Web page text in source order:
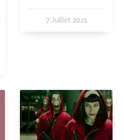
7 Juillet 2021